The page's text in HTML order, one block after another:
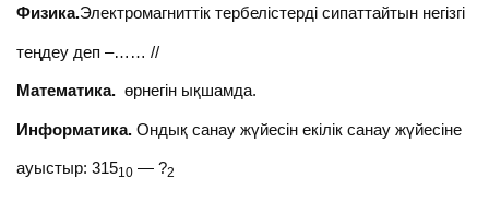
Физика.Электромагниттік тербелістерді сипаттайтын негізгі
теңдеу деп –…… //
Математика. өрнегін ықшамда.
Информатика. Ондық санау жүйесін екілік санау жүйесіне
ауыстыр: 31510 — ?2